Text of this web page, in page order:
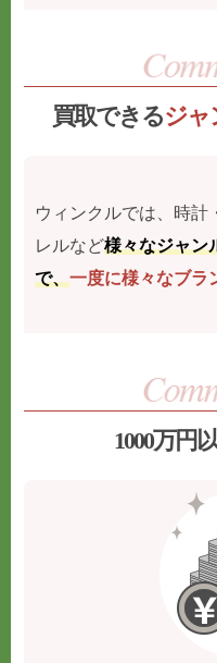
買取できるジャ
ウィンクルでは、時計
レルなど様々なジャン
で、一度に様々なブラ
1000万円